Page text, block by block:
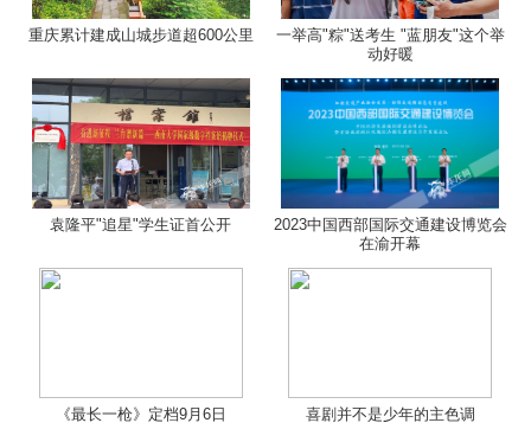
重庆累计建成山城步道超600公里
一举高"粽"送考生 "蓝朋友"这个举
动好暖
袁隆平"追星"学生证首公开
2023中国西部国际交通建设博览会
在渝开幕
《最长一枪》定档9月6日 喜剧并不是少年的主色调